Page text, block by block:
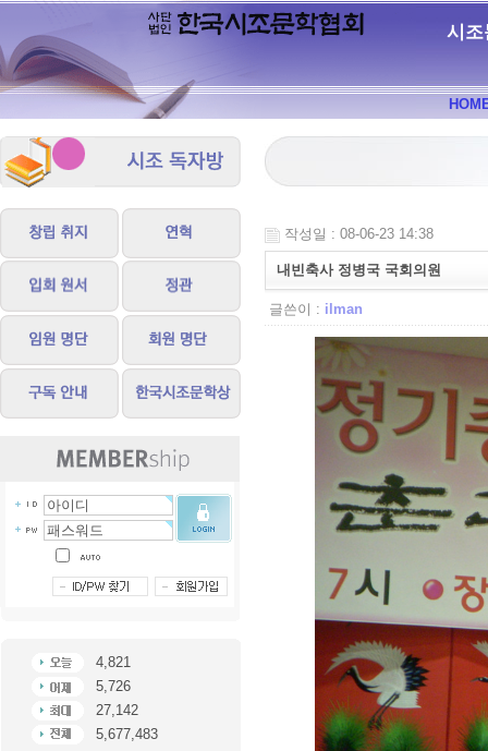
시조
4,821
5,726
27,142
5,677,483
작성일 : 08-06-23 14:38
내빈축사 정병국 국회의원
글쓴이 : ilman